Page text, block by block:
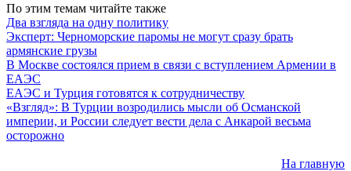
По этим темам читайте также
Два взгляда на одну политику
Эксперт: Черноморские паромы не могут сразу брать
армянские грузы
В Москве состоялся прием в связи с вступлением Армении в
ЕАЭС
ЕАЭС и Турция готовятся к сотрудничеству
«Взгляд»: В Турции возродились мысли об Османской
империи, и России следует вести дела с Анкарой весьма
осторожно
На главную